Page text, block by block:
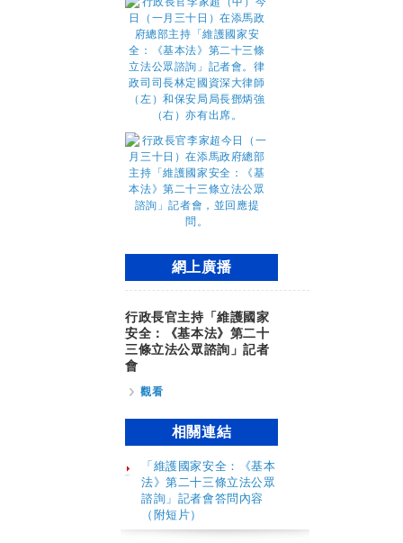
網上廣播
行政長官主持「維護國家
安全：《基本法》第二十
三條立法公眾諮詢」記者
會
觀看
相關連結
「維護國家安全：《基本
法》第二十三條立法公眾
諮詢」記者會答問內容
（附短片）